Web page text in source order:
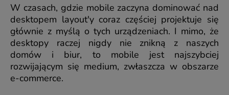
W czasach, gdzie mobile zaczyna dominować nad
desktopem layout'y coraz częściej projektuje się
głównie z myślą o tych urządzeniach. I mimo, że
desktopy raczej nigdy nie znikną z naszych
domów i biur, to mobile jest najszybciej
rozwijającym się medium, zwłaszcza w obszarze
e-commerce.